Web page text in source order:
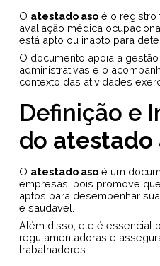
O atestado aso é o registro
avaliação médica
está apto ou inapto para
O documento apoia a
administrativas e o
contexto das atividades
Definição e
do atestado
O atestado aso é um
empresas, pois promove
aptos para desempenhar
e saudável.
Além disso, ele é essencial
regulamentadoras e
trabalhadores.